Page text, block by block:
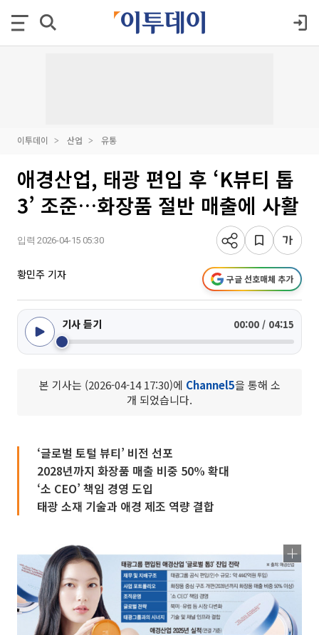
이투데이 산업 유통
애경산업, 태광 편입 후 ‘K뷰티 톱
3’ 조준…화장품 절반 매출에 사활
입력 2026-04-15 05:30
황민주 기자 구글 선호매체 추가
기사 듣기 00:00 / 04:15
본 기사는 (2026-04-14 17:30)에 Channel5을 통해 소
개 되었습니다.
‘글로벌 토털 뷰티’ 비전 선포
2028년까지 화장품 매출 비중 50% 확대
‘소 CEO’ 책임 경영 도입
태광 소재 기술과 애경 제조 역량 결합